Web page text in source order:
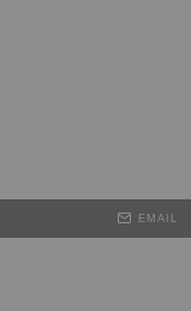
EMAIL